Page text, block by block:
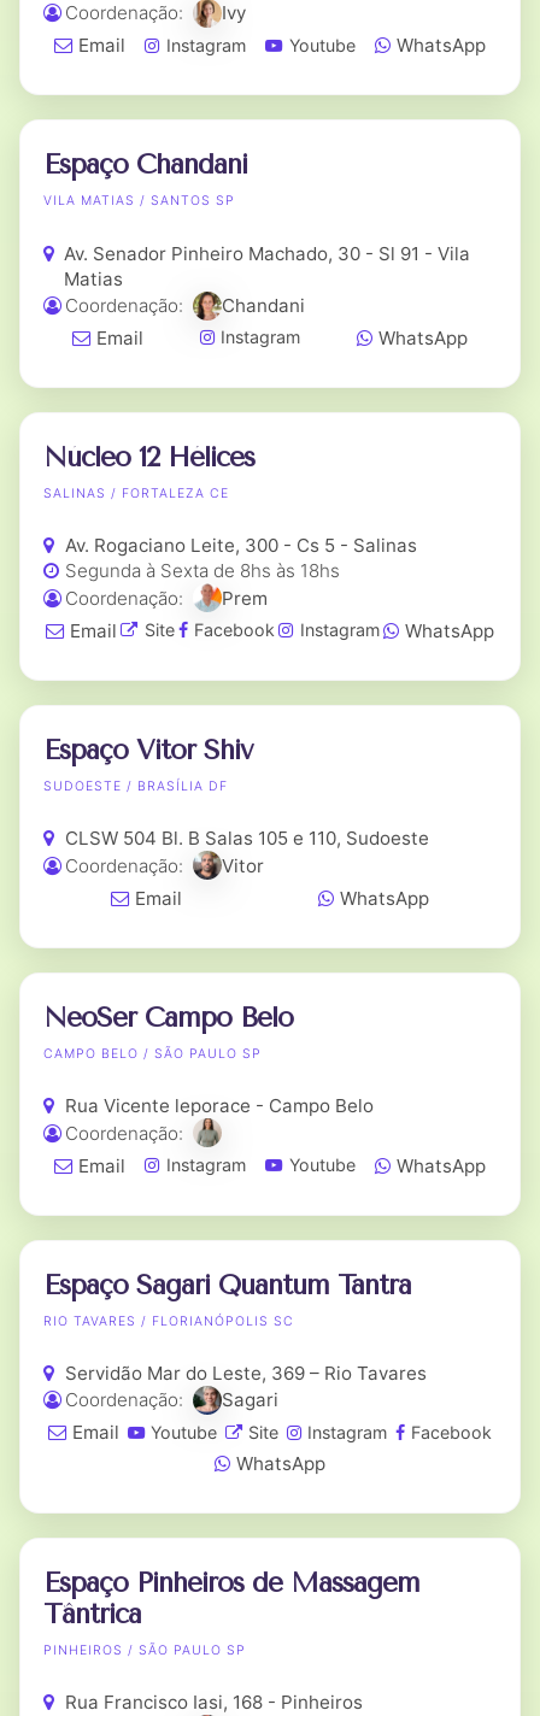
Coordenação:
Ivy
Email
Instagram Youtube WhatsApp
Espaço Chandani
VILA MATIAS / SANTOS SP
Av. Senador Pinheiro Machado, 30 - Sl 91 - Vila
Matias
Coordenação:
Chandani
Email
Instagram WhatsApp
Núcleo 12 Hélices
SALINAS / FORTALEZA CE
Av. Rogaciano Leite, 300 - Cs 5 - Salinas
Segunda à Sexta de 8hs às 18hs
Coordenação:
Prem
Email
Site Facebook Instagram WhatsApp
Espaço Vitor Shiv
SUDOESTE / BRASÍLIA DF
CLSW 504 Bl. B Salas 105 e 110, Sudoeste
Coordenação:
Vitor
Email
WhatsApp
NeoSer Campo Belo
CAMPO BELO / SÃO PAULO SP
Rua Vicente leporace - Campo Belo
Coordenação:
Email
Instagram Youtube WhatsApp
Espaço Sagari Quantum Tantra
RIO TAVARES / FLORIANÓPOLIS SC
Servidão Mar do Leste, 369 – Rio Tavares
Coordenação:
Sagari
Email
Youtube Site Instagram Facebook
WhatsApp
Espaço Pinheiros de Massagem
Tântrica
PINHEIROS / SÃO PAULO SP
Rua Francisco Iasi, 168 - Pinheiros